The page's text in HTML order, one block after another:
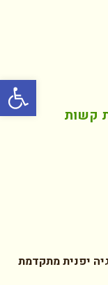
קשות
יפנית מתקדמת
פתח